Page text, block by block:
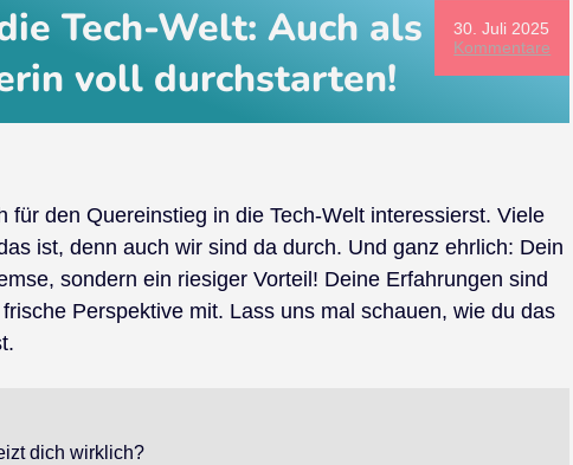
30. Juli 2025
Kommentare
Tech-Welt: Auch als
voll durchstarten!
für den Quereinstieg in die Tech-Welt interessierst. Viele
ist, denn auch wir sind da durch. Und ganz ehrlich: Dein
sondern ein riesiger Vorteil! Deine Erfahrungen sind
Perspektive mit. Lass uns mal schauen, wie du das
dich wirklich?